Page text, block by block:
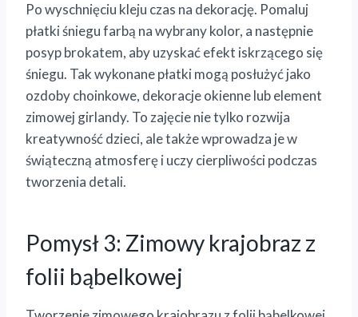
Po wyschnięciu kleju czas na dekorację. Pomaluj
płatki śniegu farbą na wybrany kolor, a następnie
posyp brokatem, aby uzyskać efekt iskrzącego się
śniegu. Tak wykonane płatki mogą posłużyć jako
ozdoby choinkowe, dekoracje okienne lub element
zimowej girlandy. To zajęcie nie tylko rozwija
kreatywność dzieci, ale także wprowadza je w
świąteczną atmosferę i uczy cierpliwości podczas
tworzenia detali.
Pomysł 3: Zimowy krajobraz z
folii bąbelkowej